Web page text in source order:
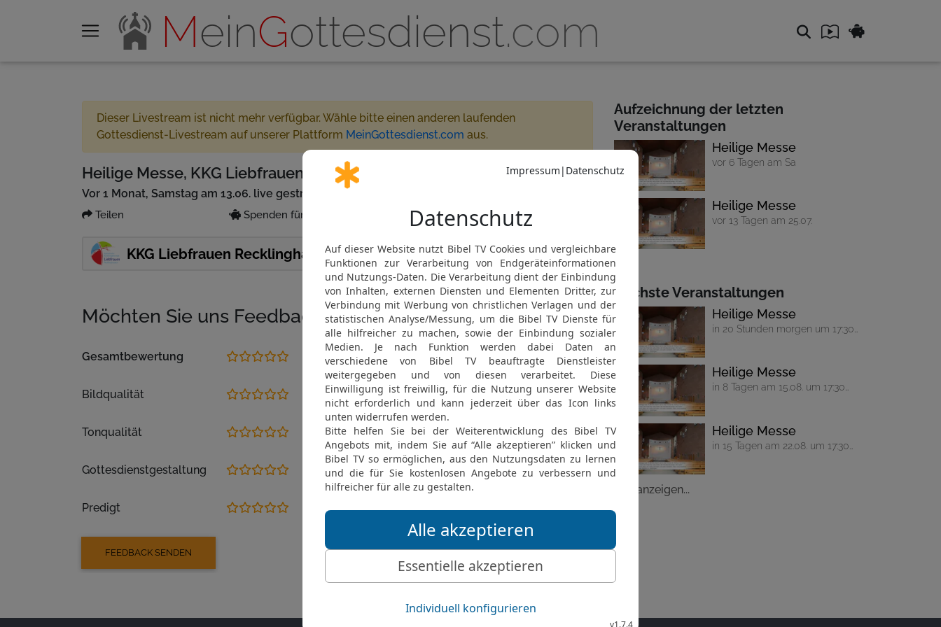
MeinGottesdienst.com
Dieser Livestream ist nicht mehr verfügbar. Wähle bitte einen anderen laufenden
Gottesdienst-Livestream auf unserer Plattform MeinGottesdienst.com aus.
Heilige Messe, KKG Liebfrauen Recklinghausen 17:30 - 18:30
Vor 1 Monat, Samstag am 13.06. live gestreamt
Teilen Spenden für Partner oder MeinGottesdienst.com
KKG Liebfrauen Recklinghausen Gemeinde abonnieren
Möchten Sie uns Feedback geben?
Gesamtbewertung
Bildqualität
Tonqualität
Gottesdienstgestaltung
Predigt
Aufzeichnung der letzten
Veranstaltungen
Heilige Messe
vor 6 Tagen am Sa
Heilige Messe
vor 13 Tagen am 25.07.
Nächste Veranstaltungen
Heilige Messe
in 20 Stunden morgen um 17:30
Heilige Messe
in 8 Tagen am 15.08. um 17:30
Heilige Messe
in 15 Tagen am 22.08. um 17:30
alle anzeigen...